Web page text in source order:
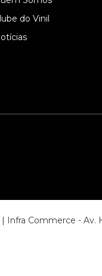
do Vinil
Infra Commerce - Av.